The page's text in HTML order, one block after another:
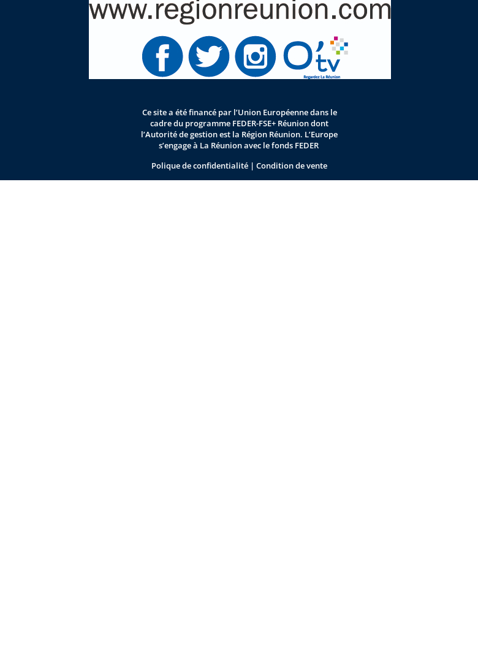
Ce site a été financé par l’Union Européenne dans le
cadre du programme FEDER-FSE+ Réunion dont
l’Autorité de gestion est la Région Réunion. L’Europe
s’engage à La Réunion avec le fonds FEDER
Polique de confidentialité |Condition de vente